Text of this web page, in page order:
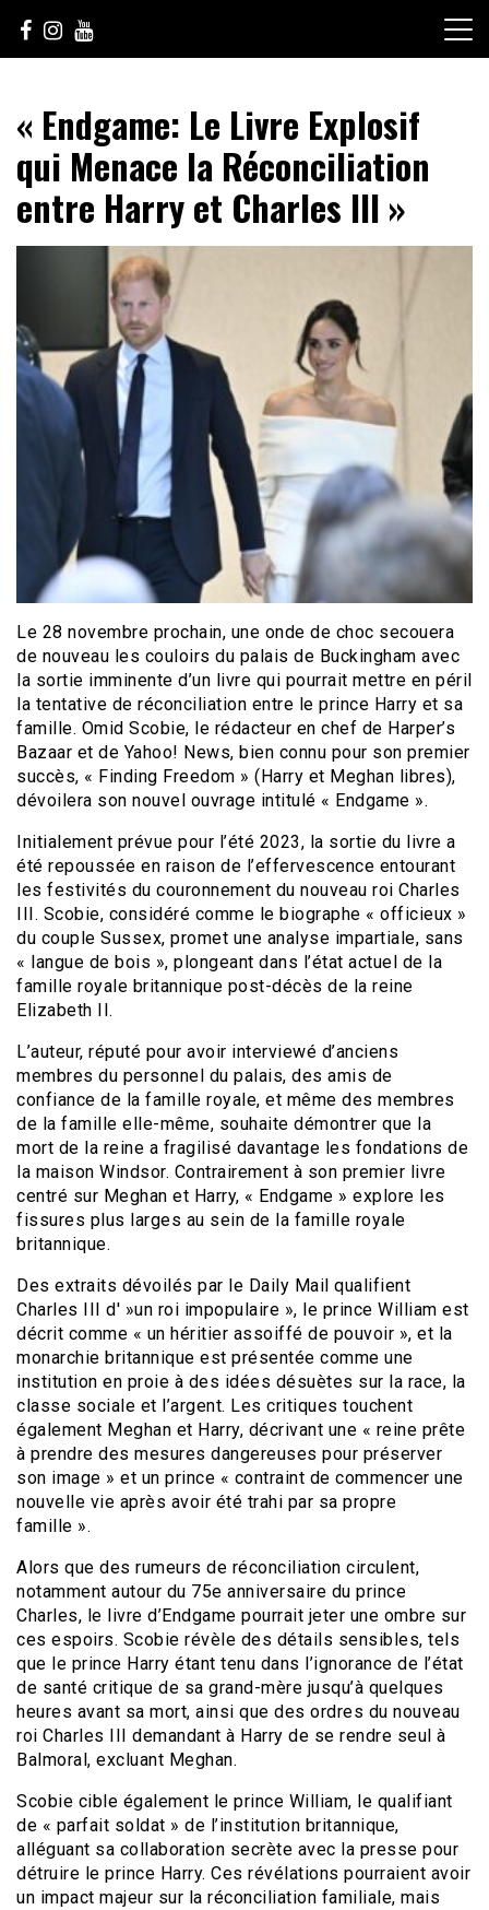
content
sunuculture
« Endgame: Le Livre Explosif
qui Menace la Réconciliation
entre Harry et Charles III »
Le 28 novembre prochain, une onde de choc secouera
de nouveau les couloirs du palais de Buckingham avec
la sortie imminente d’un livre qui pourrait mettre en péril
la tentative de réconciliation entre le prince Harry et sa
famille. Omid Scobie, le rédacteur en chef de Harper’s
Bazaar et de Yahoo! News, bien connu pour son premier
succès, « Finding Freedom » (Harry et Meghan libres),
dévoilera son nouvel ouvrage intitulé « Endgame ».
Initialement prévue pour l’été 2023, la sortie du livre a
été repoussée en raison de l’effervescence entourant
les festivités du couronnement du nouveau roi Charles
III. Scobie, considéré comme le biographe « officieux »
du couple Sussex, promet une analyse impartiale, sans
« langue de bois », plongeant dans l’état actuel de la
famille royale britannique post-décès de la reine
Elizabeth II.
L’auteur, réputé pour avoir interviewé d’anciens
membres du personnel du palais, des amis de
confiance de la famille royale, et même des membres
de la famille elle-même, souhaite démontrer que la
mort de la reine a fragilisé davantage les fondations de
la maison Windsor. Contrairement à son premier livre
centré sur Meghan et Harry, « Endgame » explore les
fissures plus larges au sein de la famille royale
britannique.
Des extraits dévoilés par le Daily Mail qualifient
Charles III d' »un roi impopulaire », le prince William est
décrit comme « un héritier assoiffé de pouvoir », et la
monarchie britannique est présentée comme une
institution en proie à des idées désuètes sur la race, la
classe sociale et l’argent. Les critiques touchent
également Meghan et Harry, décrivant une « reine prête
à prendre des mesures dangereuses pour préserver
son image » et un prince « contraint de commencer une
nouvelle vie après avoir été trahi par sa propre
famille ».
Alors que des rumeurs de réconciliation circulent,
notamment autour du 75e anniversaire du prince
Charles, le livre d’Endgame pourrait jeter une ombre sur
ces espoirs. Scobie révèle des détails sensibles, tels
que le prince Harry étant tenu dans l’ignorance de l’état
de santé critique de sa grand-mère jusqu’à quelques
heures avant sa mort, ainsi que des ordres du nouveau
roi Charles III demandant à Harry de se rendre seul à
Balmoral, excluant Meghan.
Scobie cible également le prince William, le qualifiant
de « parfait soldat » de l’institution britannique,
alléguant sa collaboration secrète avec la presse pour
détruire le prince Harry. Ces révélations pourraient avoir
un impact majeur sur la réconciliation familiale, mais